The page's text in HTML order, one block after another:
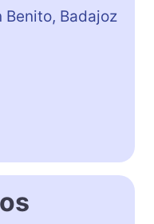
Benito, Badajoz